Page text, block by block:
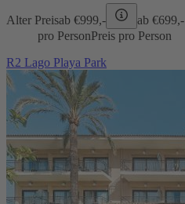
Alter Preisab €999,- ab €699,-
pro PersonPreis pro Person
R2 Lago Playa Park